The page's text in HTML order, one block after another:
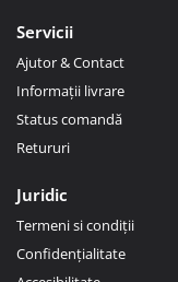
Servicii
Ajutor & Contact
Informații livrare
Status comandă
Retururi
Juridic
Termeni si condiții
Confidențialitate